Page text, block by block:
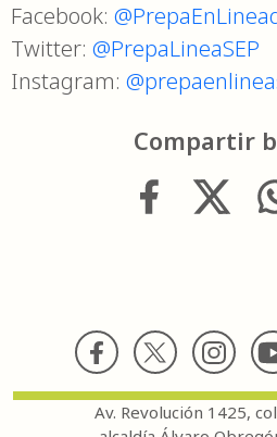
Facebook:
Twitter: @PrepaLineaSEP
Instagram:
Compartir
Av. Revolución 1425,